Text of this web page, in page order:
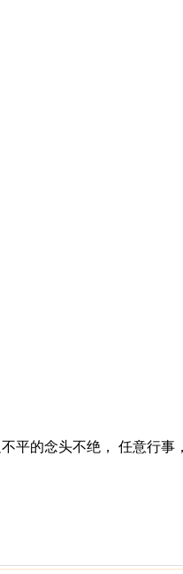
的念头不绝， 任意行事